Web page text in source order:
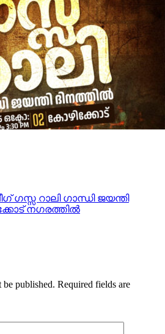
ഗസ്സ റാലി ഗാന്ധി ജയന്തി
നഗരത്തിൽ
published. Required fields are